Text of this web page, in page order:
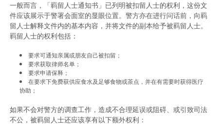
书面供词
感化令
劳教中心
更生中心
感化院
羁留院
医院令
警司警诫计划
《罪犯自新条例》
《罪犯自新条例》与羁留的命令
《罪犯自新条例》与社会服务令
《罪犯自新条例》与感化令
一般而言，「羁留人士通知书」已列明被扣留人士的权利，这份文
件应该展示于警署会面室的显眼位置。警方亦在进行问话前，向羁
留人士解释文件内的基本内容，并将文件的副本给予被羁留人士。
羁留人士的权利包括：
要求可通知亲属或朋友自己被扣留；
要求获取律师名单；
要求申请保释；
在要求下免费获供应食水及足够食物或茶点，并在有需要时获得医疗
协助；
如果不会对警方的调查工作，造成不合理延误或阻碍、或引致司法
不公，被羁留人士还应该享有以下额外权利：